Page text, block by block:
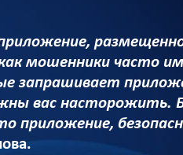
мошенники часто
запрашивает
вас насторожить.
приложение,